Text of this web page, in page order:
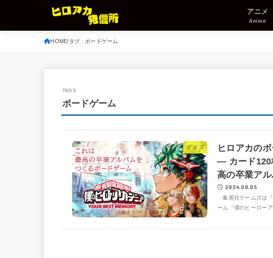
アニメ
Anime
HOME タグ : ボードゲーム
ボードゲーム
グッズ
ヒロアカの
― カード120
高の卒業アル
2024.08.05
集英社ゲームズは『
ーム『僕のヒーロー